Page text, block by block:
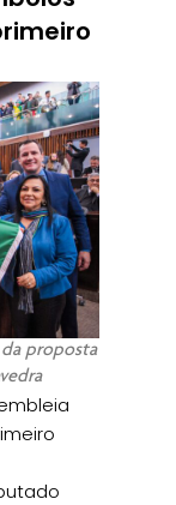
proposta